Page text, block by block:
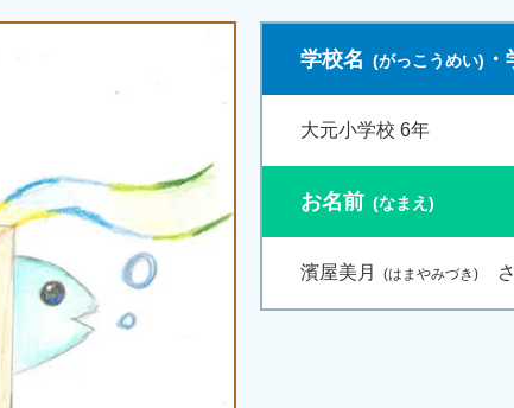
学校名 ・
大元小学校 6年
お名前
濱屋美月